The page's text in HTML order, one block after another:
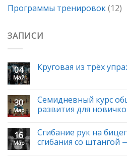
Программы тренировок(12)
ЗАПИСИ
04
Май
Круговая из трёх
30
Мар
Семидневный курс
развития для
16
Мар
Сгибание рук на
сгибания со штангой